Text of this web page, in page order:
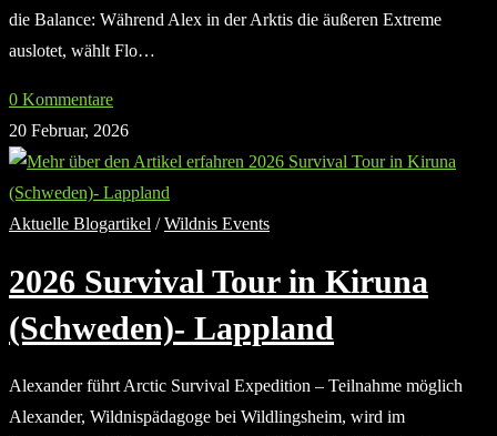
die Balance: Während Alex in der Arktis die äußeren Extreme
auslotet, wählt Flo…
0 Kommentare
20 Februar, 2026
Aktuelle Blogartikel /Wildnis Events
2026 Survival Tour in Kiruna
(Schweden)- Lappland
Alexander führt Arctic Survival Expedition – Teilnahme möglich
Alexander, Wildnispädagoge bei Wildlingsheim, wird im